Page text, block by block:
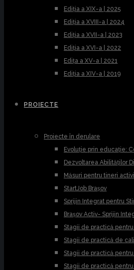
Ediția a XIX-a | 2025
Ediția a XVIII-a | 2024
Ediția a XVII-a | 2023
Ediția a XVI-a | 2022
Edița a XV-a | 2021
Ediția a XIV-a | 2019
PROIECTE
Proiecte în derulare
Evoluție prin educație:
Dezvoltarea Abilităților
Măsuri pentru tineri
StartJob Brașov
Sprijin Integrat pentru
Brașov Activ- Sprijin
Stagii de practică
Stagii de practică de
Stagii de practică
Stagii de practică